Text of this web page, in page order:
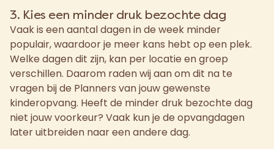
3. Kies een minder druk bezochte dag
Vaak is een aantal dagen in de week minder
populair, waardoor je meer kans hebt op een plek.
Welke dagen dit zijn, kan per locatie en groep
verschillen. Daarom raden wij aan om dit na te
vragen bij de Planners van jouw gewenste
kinderopvang. Heeft de minder druk bezochte dag
niet jouw voorkeur? Vaak kun je de opvangdagen
later uitbreiden naar een andere dag.